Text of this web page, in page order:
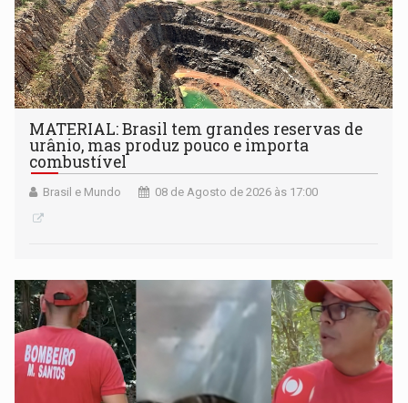
MATERIAL: Brasil tem grandes reservas de
urânio, mas produz pouco e importa
combustível
Brasil e Mundo 08 de Agosto de 2026 às 17:00